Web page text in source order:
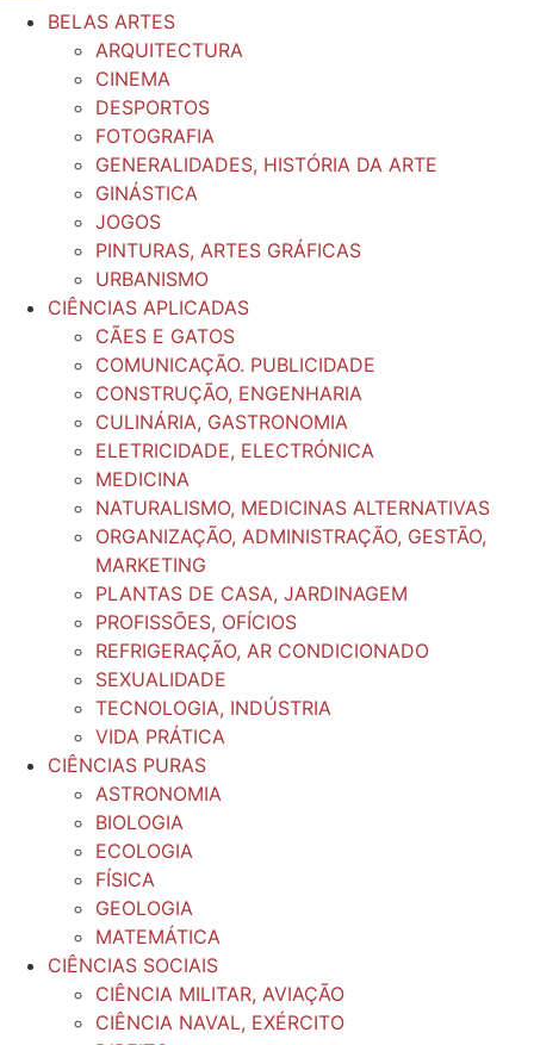
BELAS ARTES
ARQUITECTURA
CINEMA
DESPORTOS
FOTOGRAFIA
GENERALIDADES, HISTÓRIA DA ARTE
GINÁSTICA
JOGOS
PINTURAS, ARTES GRÁFICAS
URBANISMO
CIÊNCIAS APLICADAS
CÃES E GATOS
COMUNICAÇÃO. PUBLICIDADE
CONSTRUÇÃO, ENGENHARIA
CULINÁRIA, GASTRONOMIA
ELETRICIDADE, ELECTRÓNICA
MEDICINA
NATURALISMO, MEDICINAS ALTERNATIVAS
ORGANIZAÇÃO, ADMINISTRAÇÃO, GESTÃO,
MARKETING
PLANTAS DE CASA, JARDINAGEM
PROFISSÕES, OFÍCIOS
REFRIGERAÇÃO, AR CONDICIONADO
SEXUALIDADE
TECNOLOGIA, INDÚSTRIA
VIDA PRÁTICA
CIÊNCIAS PURAS
ASTRONOMIA
BIOLOGIA
ECOLOGIA
FÍSICA
GEOLOGIA
MATEMÁTICA
CIÊNCIAS SOCIAIS
CIÊNCIA MILITAR, AVIAÇÃO
CIÊNCIA NAVAL, EXÉRCITO